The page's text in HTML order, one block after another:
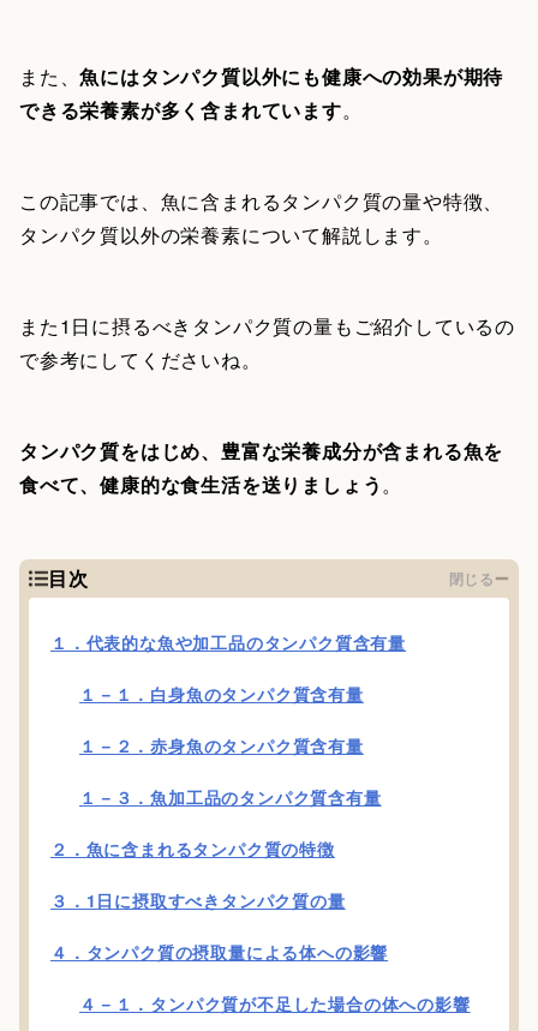
また、魚にはタンパク質以外にも健康への効果が期待
できる栄養素が多く含まれています。
この記事では、魚に含まれるタンパク質の量や特徴、
タンパク質以外の栄養素について解説します。
また1日に摂るべきタンパク質の量もご紹介しているの
で参考にしてくださいね。
タンパク質をはじめ、豊富な栄養成分が含まれる魚を
食べて、健康的な食生活を送りましょう。
目次 閉じる
１．代表的な魚や加工品のタンパク質含有量
１－１．白身魚のタンパク質含有量
１－２．赤身魚のタンパク質含有量
１－３．魚加工品のタンパク質含有量
２．魚に含まれるタンパク質の特徴
３．1日に摂取すべきタンパク質の量
４．タンパク質の摂取量による体への影響
４－１．タンパク質が不足した場合の体への影響